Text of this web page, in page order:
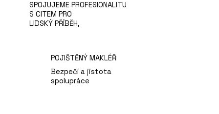
SPOJUJEME PROFESIONALITU
S CITEM PRO
LIDSKÝ PŘÍBĚH,
POJIŠTĚNÝ MAKLÉŘ
Bezpečí a jistota
spolupráce